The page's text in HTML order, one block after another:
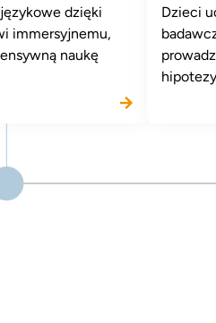
dzięki
immersyjnemu,
naukę
Dzieci